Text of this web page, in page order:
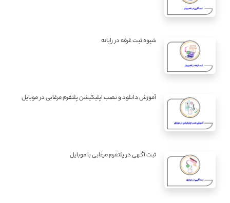
شیوه ثبت غرفه در رایانه
آموزش دانلود و نصب اپلیکیشن پلتفرم مرغابی در موبایل
ثبت آگهی در پلتفرم مرغابی با موبایل